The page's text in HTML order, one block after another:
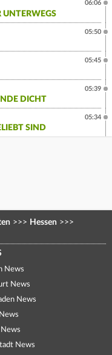
UNTERWEGS
06:06
05:50
05:45
DICHT
05:39
SIND
05:34
>>> Hessen >>>
News
News
News
News
News